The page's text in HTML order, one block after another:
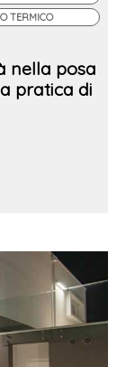
TERMICO
nella posa
pratica di